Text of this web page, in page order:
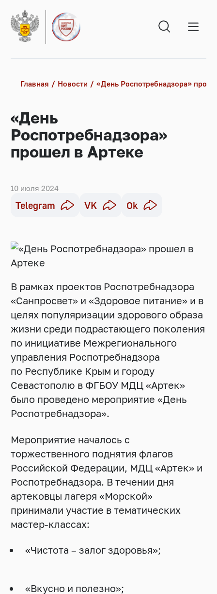
Главная Новости «День Роспотребнадзора»
«День
Роспотребнадзора»
прошел в Артеке
10 июля 2024
Telegram VK Ok
В рамках проектов Роспотребнадзора
«Санпросвет» и «Здоровое питание» и в
целях популяризации здорового образа
жизни среди подрастающего поколения
по инициативе Межрегионального
управления Роспотребнадзора
по Республике Крым и городу
Севастополю в ФГБОУ МДЦ «Артек»
было проведено мероприятие «День
Роспотребнадзора».
Мероприятие началось с
торжественного поднятия флагов
Российской Федерации, МДЦ «Артек» и
Роспотребнадзора. В течении дня
артековцы лагеря «Морской»
принимали участие в тематических
мастер-классах:
«Чистота – залог здоровья»;
«Вкусно и полезно»;